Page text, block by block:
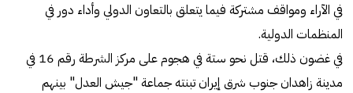
في الآراء ومواقف مشتركة فيما يتعلق بالتعاون الدولي وأداء دور في
المنظمات الدولية.
في غضون ذلك، قتل نحو ستة في هجوم على مركز الشرطة رقم 16 في
مدينة زاهدان جنوب شرق إيران تبنته جماعة "جيش العدل" بينهم